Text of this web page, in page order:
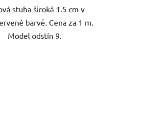
stuha široká 1.5 cm v
barvě. Cena za 1 m.
Model odstín 9.